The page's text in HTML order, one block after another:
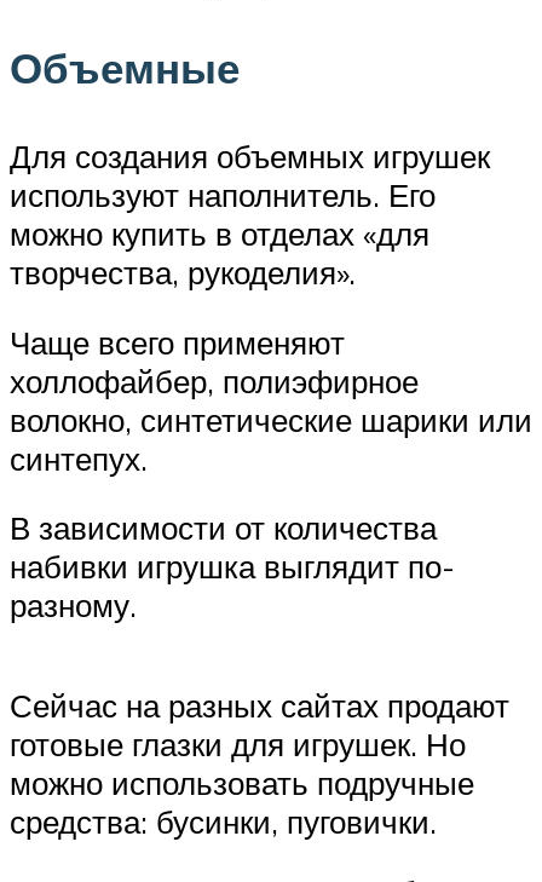
Объемные
Для создания объемных игрушек
используют наполнитель. Его
можно купить в отделах «для
творчества, рукоделия».
Чаще всего применяют
холлофайбер, полиэфирное
волокно, синтетические шарики или
синтепух.
В зависимости от количества
набивки игрушка выглядит по-
разному.
Сейчас на разных сайтах продают
готовые глазки для игрушек. Но
можно использовать подручные
средства: бусинки, пуговички.